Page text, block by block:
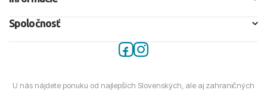
Spoločnosť
U nás nájdete ponuku od najlepších Slovenských, ale aj zahraničných